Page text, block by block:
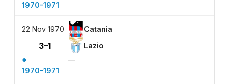
1970-1971
22 Nov 1970 Catania
3–1 Lazio
●
—
1970-1971